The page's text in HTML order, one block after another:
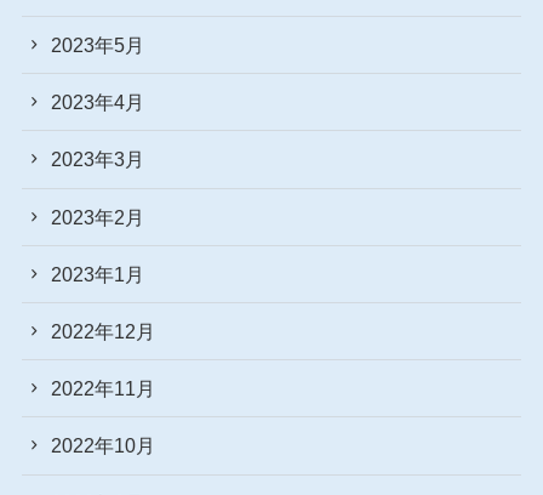
2023年5月
2023年4月
2023年3月
2023年2月
2023年1月
2022年12月
2022年11月
2022年10月